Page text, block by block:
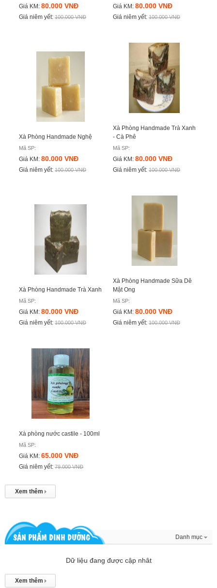
Giá KM: 80.000 VNĐ
Giá niêm yết: 100.000 VNĐ
Giá KM: 80.000 VNĐ
Giá niêm yết: 100.000 VNĐ
Xà Phòng Handmade Nghệ
Mã SP:
Giá KM: 80.000 VNĐ
Giá niêm yết: 100.000 VNĐ
Xà Phòng Handmade Trà Xanh
- Cà Phê
Mã SP:
Giá KM: 80.000 VNĐ
Giá niêm yết: 100.000 VNĐ
Xà Phòng Handmade Trà Xanh
Mã SP:
Giá KM: 80.000 VNĐ
Giá niêm yết: 100.000 VNĐ
Xà Phòng Handmade Sữa Dê
Mật Ong
Mã SP:
Giá KM: 80.000 VNĐ
Giá niêm yết: 100.000 VNĐ
Xà phòng nước castile - 100ml
Mã SP:
Giá KM: 65.000 VNĐ
Giá niêm yết: 79.000 VNĐ
Xem thêm
SẢN PHẨM DINH DƯỠNG Danh mục
Dữ liệu đang được cập nhât
Xem thêm